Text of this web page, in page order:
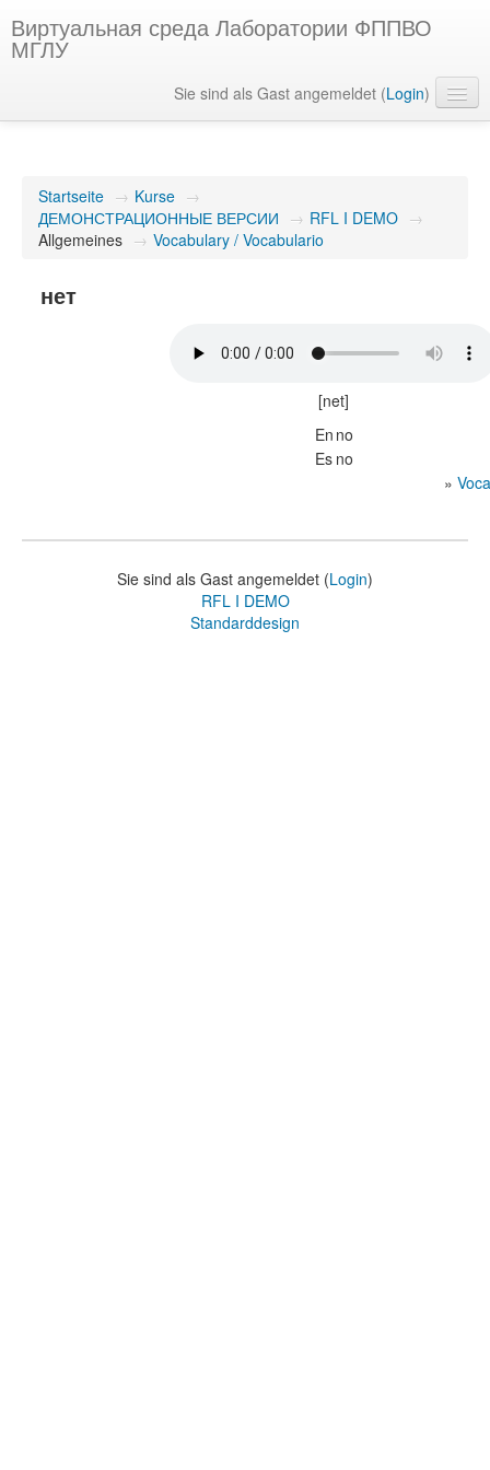
Виртуальная среда Лаборатории ФППВО
МГЛУ
Sie sind als Gast angemeldet (Login)
Startseite → Kurse →
ДЕМОНСТРАЦИОННЫЕ ВЕРСИИ → RFL I DEMO →
Allgemeines → Vocabulary / Vocabulario
нет
[net]
En no
Es no
»
Sie sind als Gast angemeldet (Login)
RFL I DEMO
Standarddesign